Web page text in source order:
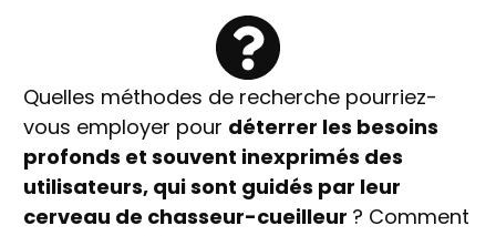
Quelles méthodes de recherche pourriez-
vous employer pour déterrer les besoins
profonds et souvent inexprimés des
utilisateurs, qui sont guidés par leur
cerveau de chasseur-cueilleur ? Comment